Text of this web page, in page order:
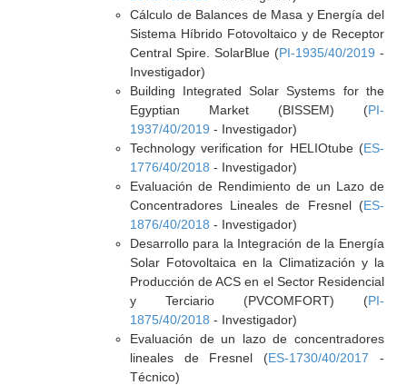
Cálculo de Balances de Masa y Energía del
Sistema Híbrido Fotovoltaico y de Receptor
Central Spire. SolarBlue (PI-1935/40/2019 -
Investigador)
Building Integrated Solar Systems for the
Egyptian Market (BISSEM) (PI-
1937/40/2019 - Investigador)
Technology verification for HELIOtube (ES-
1776/40/2018 - Investigador)
Evaluación de Rendimiento de un Lazo de
Concentradores Lineales de Fresnel (ES-
1876/40/2018 - Investigador)
Desarrollo para la Integración de la Energía
Solar Fotovoltaica en la Climatización y la
Producción de ACS en el Sector Residencial
y Terciario (PVCOMFORT) (PI-
1875/40/2018 - Investigador)
Evaluación de un lazo de concentradores
lineales de Fresnel (ES-1730/40/2017 -
Técnico)